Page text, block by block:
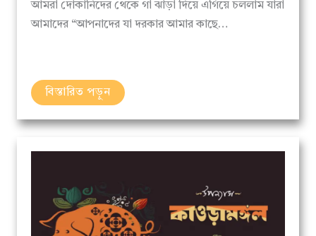
আমাদের “আপনাদের যা দরকার আমার কাছে…